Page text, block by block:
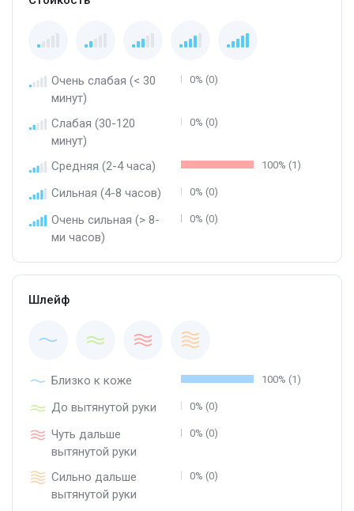
Очень слабая (< 30
минут)
0% (0)
Слабая (30-120
минут)
0% (0)
Средняя (2-4 часа) 100% (1)
Сильная (4-8 часов) 0% (0)
Очень сильная (> 8-
ми часов)
0% (0)
Шлейф
Близко к коже 100% (1)
До вытянутой руки 0% (0)
Чуть дальше
вытянутой руки
0% (0)
Сильно дальше
вытянутой руки
0% (0)